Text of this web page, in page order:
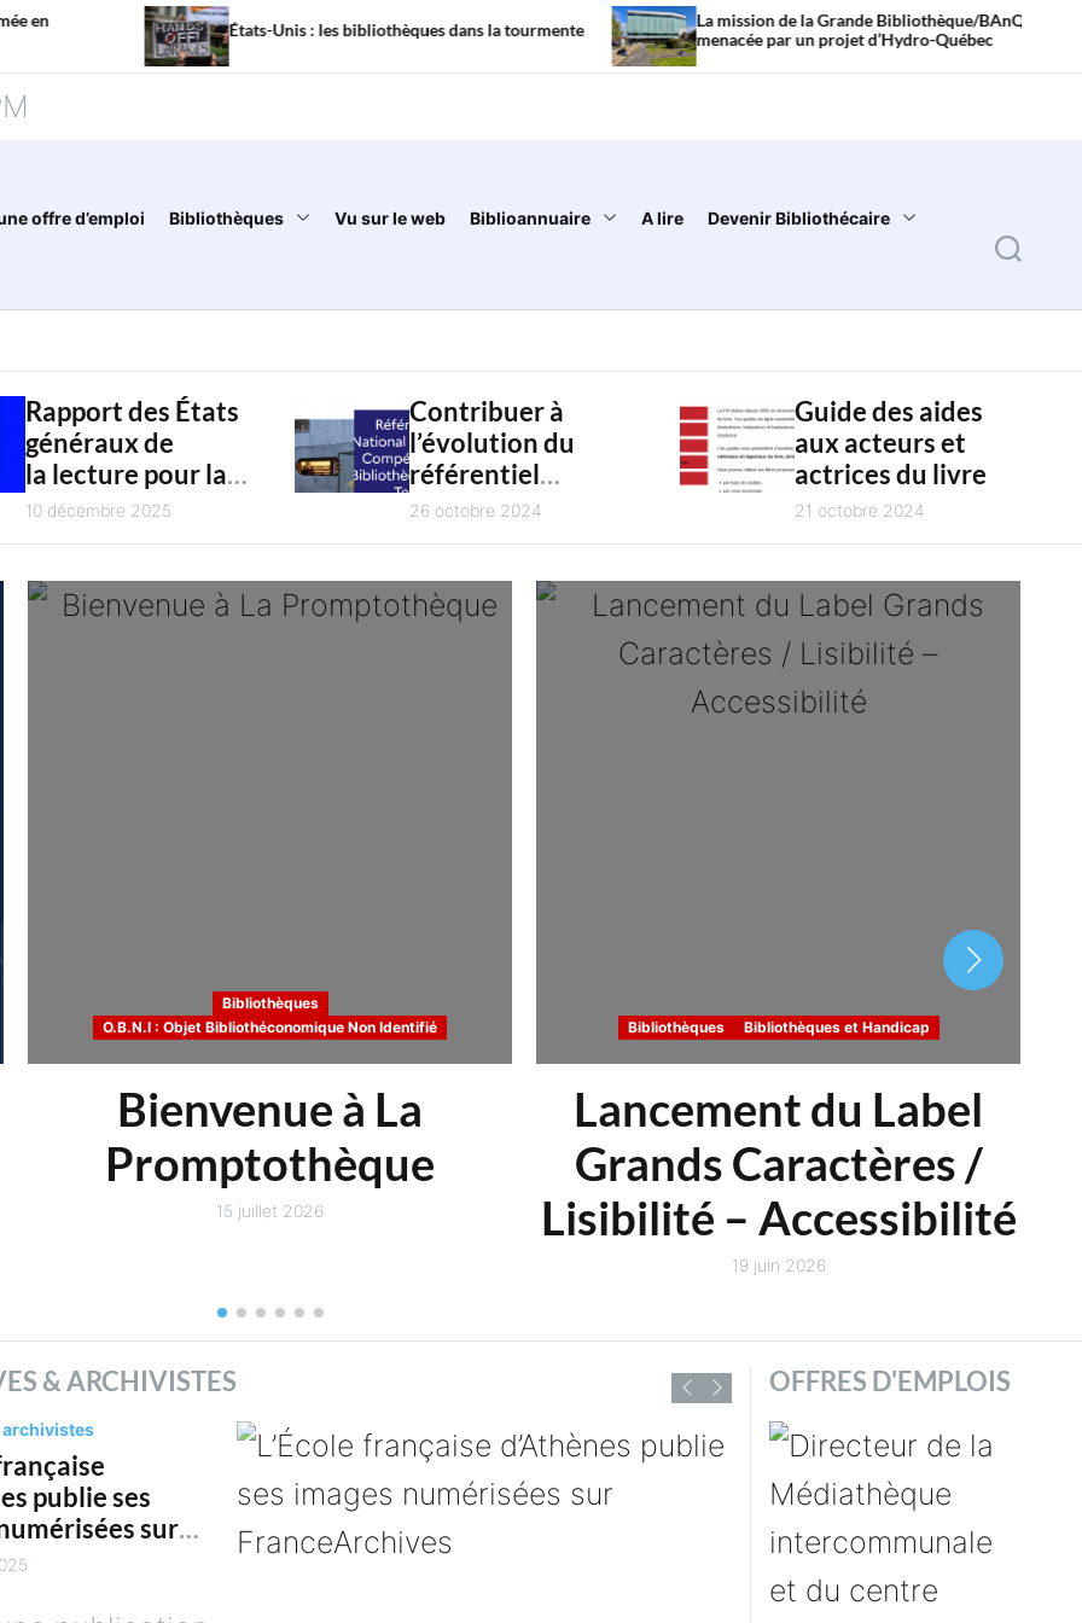
États-Unis : les bibliothèques dans la tourmente
La mission de la Grande Bibliothèque/BAnQ
menacée par un projet d’Hydro-Québec
offre d’emploi Bibliothèques Vu sur le web Biblioannuaire A lire Devenir Bibliothécaire
S
e
r
Rapport des États
généraux de
la lecture pour la
jeunesse :
restitution
10 décembre 2025
Contribuer à
l’évolution du
référentiel
national des
compétences des
territoriales
26 octobre 2024
Guide des aides
aux acteurs et
actrices du livre
21 octobre 2024
Bibliothèques
O.B.N.I : Objet Bibliothéconomique Non Identifié
Bienvenue à La
Promptothèque
15 juillet 2026
Bibliothèques Bibliothèques et Handicap
Lancement du Label
Grands Caractères /
Lisibilité – Accessibilité
19 juin 2026
& ARCHIVISTES
publie ses
sur
Archives et archivistes
Les Archives
départementales du Gers
lancent la « Grande
Collecte des Archives de
la Libération »
OFFRES D'EMPLOIS